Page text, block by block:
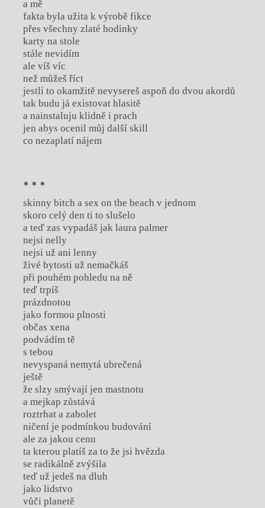
a mě
fakta byla užita k výrobě fikce
přes všechny zlaté hodinky
karty na stole
stále nevidím
ale víš víc
než můžeš říct
jestli to okamžitě nevysereš aspoň do dvou akordů
tak budu já existovat hlasitě
a nainstaluju klidně i prach
jen abys ocenil můj další skill
co nezaplatí nájem
* * *
skinny bitch a sex on the beach v jednom
skoro celý den ti to slušelo
a teď zas vypadáš jak laura palmer
nejsi nelly
nejsi už ani lenny
živé bytosti už nemačkáš
při pouhém pohledu na ně
teď trpíš
prázdnotou
jako formou plnosti
občas xena
podvádím tě
s tebou
nevyspaná nemytá ubrečená
ještě
že slzy smývají jen mastnotu
a mejkap zůstává
roztrhat a zabolet
ničení je podmínkou budování
ale za jakou cenu
ta kterou platíš za to že jsi hvězda
se radikálně zvýšila
teď už jedeš na dluh
jako lidstvo
vůči planetě